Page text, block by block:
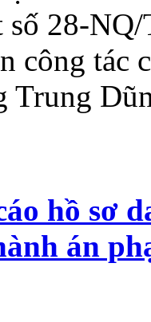
số 28-
công tác
Trung
hồ sơ
án